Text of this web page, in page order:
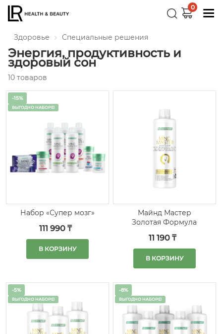
0
Здоровье Специальные решения
Энергия, продуктивность и
здоровый сон
10 товаров
-15%
ВЫГОДНО НАБОРЕ!
Набор «Супер мозг»
111 990 ₸
В КОРЗИНУ
Майнд Мастер
Золотая Формула
11 190 ₸
В КОРЗИНУ
-5%
ВЫГОДНО НАБОРЕ!
-8%
ВЫГОДНО НАБОРЕ!